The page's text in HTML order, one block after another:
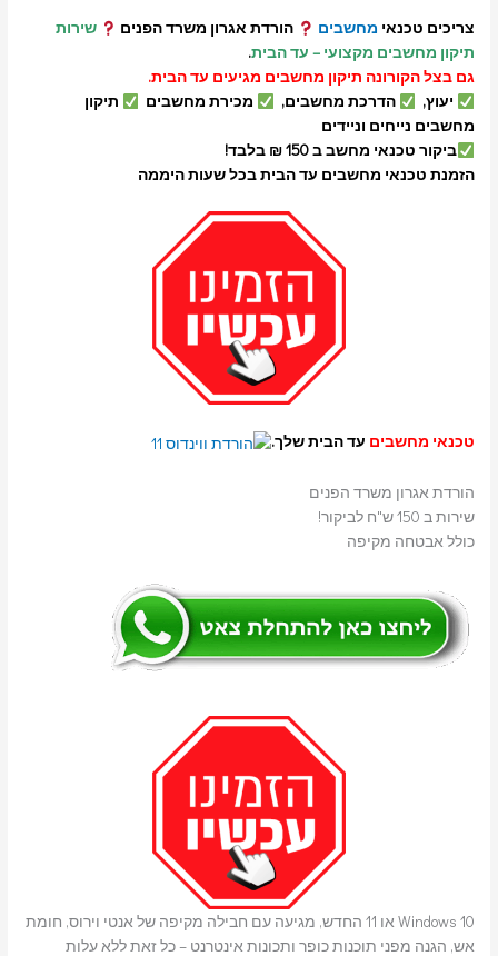
צריכים טכנאי מחשבים הורדת אגרון משרד הפנים
שירות
תיקון מחשבים מקצועי – עד הבית.
גם בצל הקורונה תיקון מחשבים מגיעים עד הבית.
יעוץ,
הדרכת מחשבים, מכירת מחשבים
תיקון
מחשבים נייחים וניידים
ביקור טכנאי מחשב ב 150 ₪ בלבד!
הזמנת טכנאי מחשבים עד הבית בכל שעות היממה
טכנאי מחשבים עד הבית שלך.
הורדת אגרון משרד הפנים
שירות ב 150 ש"ח לביקור!
כולל אבטחה מקיפה
Windows 10 או 11 החדש, מגיעה עם חבילה מקיפה של אנטי וירוס, חומת
אש, הגנה מפני תוכנות כופר ותכונות אינטרנט – כל זאת ללא עלות